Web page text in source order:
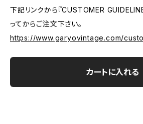
下記リンクから『CUSTOMER
ってからご注文下さい。
https://www.garyovintage.com/
カートに入れる